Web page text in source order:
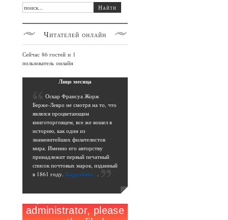
Читателей онлайн
Сейчас 86 гостей и 1
пользователь онлайн
Лицо месяца
Оскар Франсуа Жорж
Берже-Левро не смотря на то, что
являлся процветающим
книготорговцем, все же вошел в
историю, как один из
знаменитейших филателистов
мира. Именно его авторству
принадлежит первый печатный
список почтовых марок, изданный
в 1861 году. Подробнее....